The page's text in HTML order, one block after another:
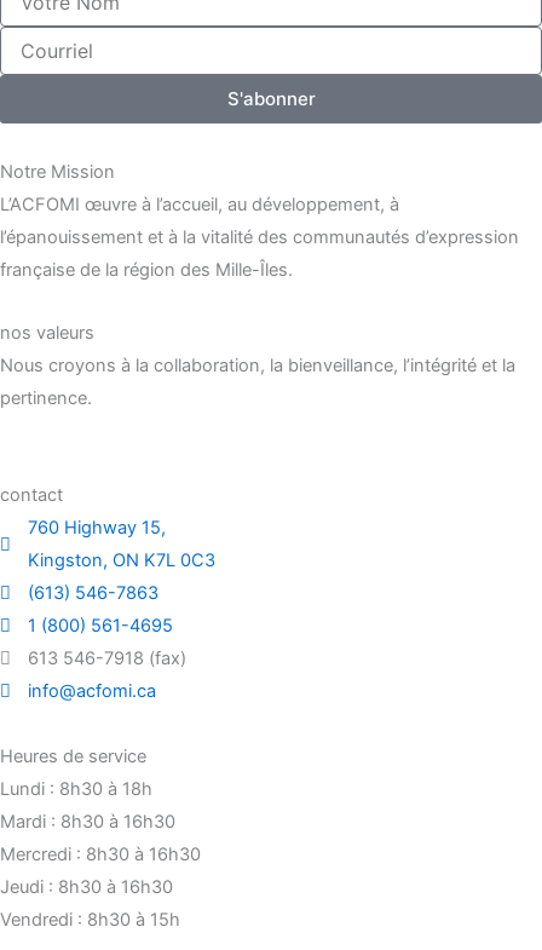
Nom
Courriel
S'abonner
Notre Mission
L’ACFOMI œuvre à l’accueil, au développement, à
l’épanouissement et à la vitalité des communautés d’expression
française de la région des Mille-Îles.
nos valeurs
Nous croyons à la collaboration, la bienveillance, l’intégrité et la
pertinence.
contact
760 Highway 15,
Kingston, ON K7L 0C3
(613) 546-7863
1 (800) 561-4695
613 546-7918 (fax)
info@acfomi.ca
Heures de service
Lundi : 8h30 à 18h
Mardi : 8h30 à 16h30
Mercredi : 8h30 à 16h30
Jeudi : 8h30 à 16h30
Vendredi : 8h30 à 15h